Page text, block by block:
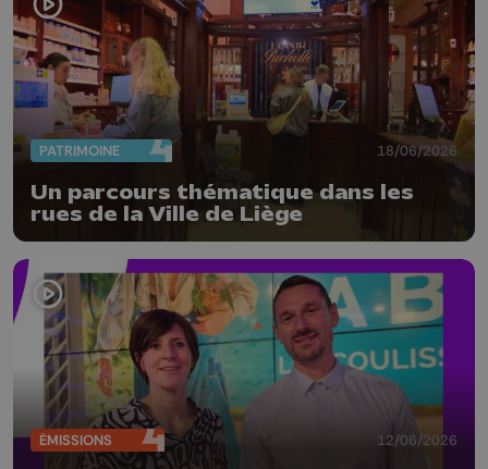
PATRIMOINE 18/06/2026
Un parcours thématique dans les
rues de la Ville de Liège
ÉMISSIONS 12/06/2026